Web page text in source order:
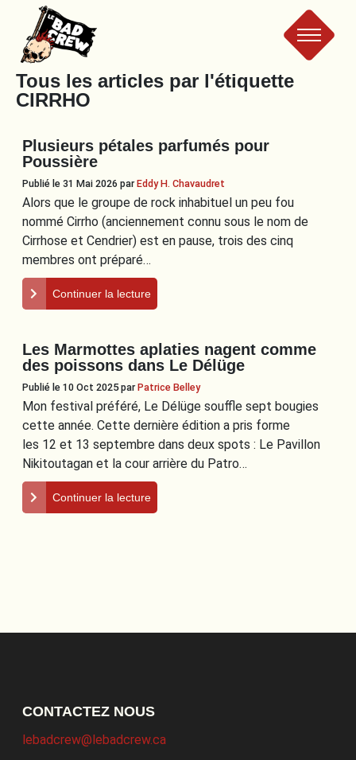
Le
Bad
Crew
Tous les articles par l'étiquette
CIRRHO
Plusieurs pétales parfumés pour
Poussière
Publié le 31 Mai 2026 parEddy H. Chavaudret
Alors que le groupe de rock inhabituel un peu fou
nommé Cirrho (anciennement connu sous le nom de
Cirrhose et Cendrier) est en pause, trois des cinq
membres ont préparé…
Continuer la lecture
Les Marmottes aplaties nagent comme
des poissons dans Le Délüge
Publié le 10 Oct 2025parPatrice Belley
Mon festival préféré, Le Délüge souffle sept bougies
cette année. Cette dernière édition a pris forme
les 12 et 13 septembre dans deux spots : Le Pavillon
Nikitoutagan et la cour arrière du Patro…
Continuer la lecture
CONTACTEZ NOUS
lebadcrew@lebadcrew.ca